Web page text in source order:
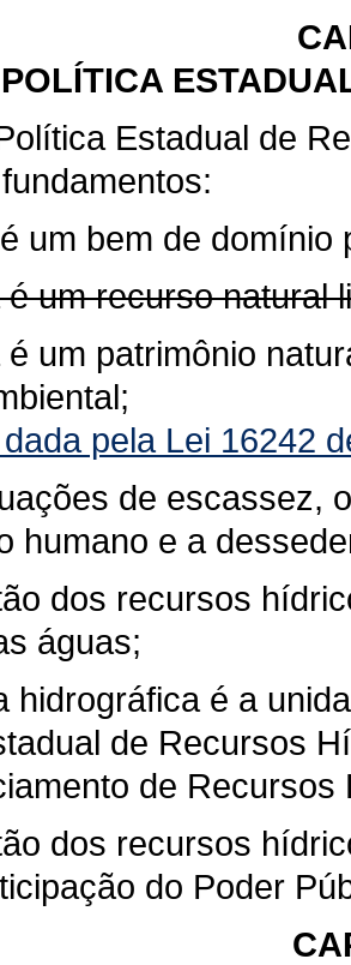
POLÍTICA
Estadual de
um bem de domínio
é um recurso natural
é um patrimônio
pela Lei 16242
de escassez,
humano e a
dos recursos
águas;
hidrográfica é a
de Recursos
de Recursos
dos recursos
do Poder